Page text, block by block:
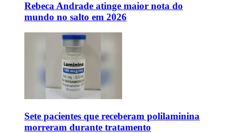
Rebeca Andrade atinge maior nota do
mundo no salto em 2026
Sete pacientes que receberam polilaminina
morreram durante tratamento